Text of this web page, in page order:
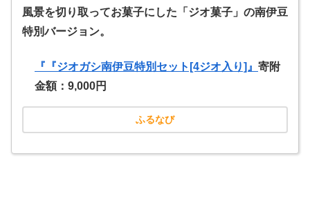
風景を切り取ってお菓子にした「ジオ菓子」の南伊豆
特別バージョン。
『『ジオガシ南伊豆特別セット[4ジオ入り]』 寄附
金額：9,000円
ふるなび